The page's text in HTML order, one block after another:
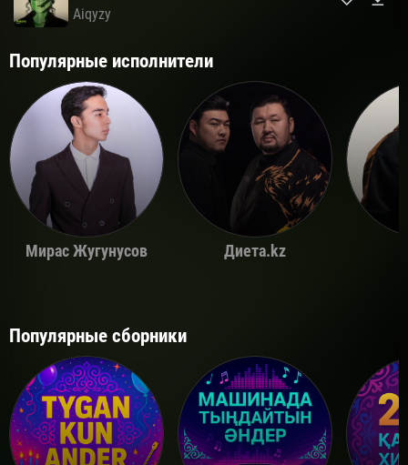
Aiqyzy
Популярные исполнители
Мирас Жугунусов Диета.kz
Популярные сборники